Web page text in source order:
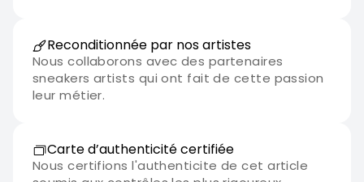
Reconditionnée par nos artistes
Nous collaborons avec des partenaires
sneakers artists qui ont fait de cette passion
leur métier.
Carte d’authenticité certifiée
Nous certifions l'authenticite de cet article